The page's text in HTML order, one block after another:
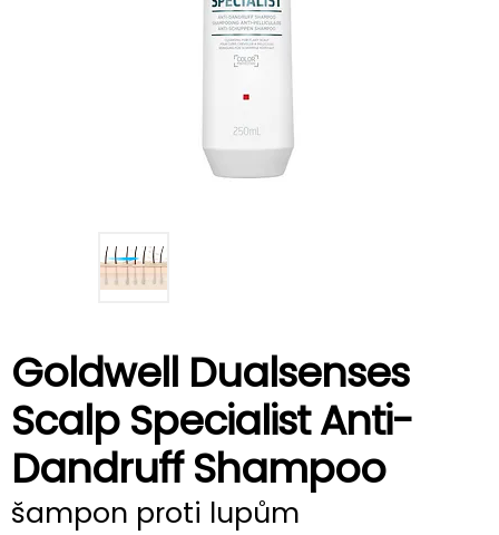
Goldwell Dualsenses
Scalp Specialist Anti-
Dandruff Shampoo
šampon proti lupům